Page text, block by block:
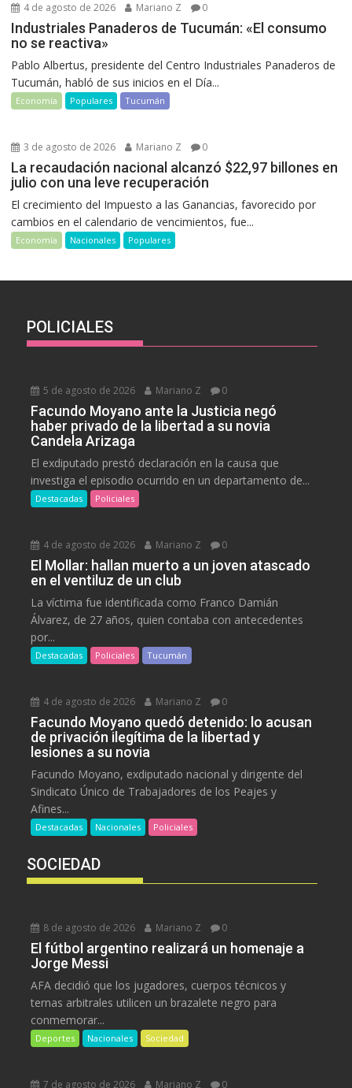
4 de agosto de 2026 Mariano Z 0
Industriales Panaderos de Tucumán: «El consumo
no se reactiva»
Pablo Albertus, presidente del Centro Industriales Panaderos de
Tucumán, habló de sus inicios en el Día...
Economía Populares Tucumán
3 de agosto de 2026 Mariano Z 0
La recaudación nacional alcanzó $22,97 billones en
julio con una leve recuperación
El crecimiento del Impuesto a las Ganancias, favorecido por
cambios en el calendario de vencimientos, fue...
Economía Nacionales Populares
POLICIALES
5 de agosto de 2026 Mariano Z 0
Facundo Moyano ante la Justicia negó
haber privado de la libertad a su novia
Candela Arizaga
El exdiputado prestó declaración en la causa que
investiga el episodio ocurrido en un departamento de...
Destacadas Policiales
4 de agosto de 2026 Mariano Z 0
El Mollar: hallan muerto a un joven atascado
en el ventiluz de un club
La víctima fue identificada como Franco Damián
Álvarez, de 27 años, quien contaba con antecedentes
por...
Destacadas Policiales Tucumán
4 de agosto de 2026 Mariano Z 0
Facundo Moyano quedó detenido: lo acusan
de privación ilegítima de la libertad y
lesiones a su novia
Facundo Moyano, exdiputado nacional y dirigente del
Sindicato Único de Trabajadores de los Peajes y
Afines...
Destacadas Nacionales Policiales
SOCIEDAD
8 de agosto de 2026 Mariano Z 0
El fútbol argentino realizará un homenaje a
Jorge Messi
AFA decidió que los jugadores, cuerpos técnicos y
ternas arbitrales utilicen un brazalete negro para
conmemorar...
Deportes Nacionales Sociedad
7 de agosto de 2026 Mariano Z 0